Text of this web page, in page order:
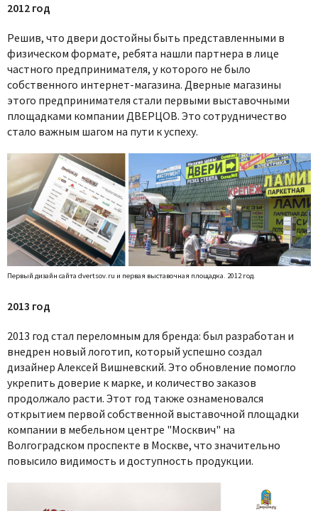
2012 год
Решив, что двери достойны быть представленными в
физическом формате, ребята нашли партнера в лице
частного предпринимателя, у которого не было
собственного интернет-магазина. Дверные магазины
этого предпринимателя стали первыми выставочными
площадками компании ДВЕРЦОВ. Это сотрудничество
стало важным шагом на пути к успеху.
Первый дизайн сайта dvertsov.ru и первая выставочная площадка. 2012 год.
2013 год
2013 год стал переломным для бренда: был разработан и
внедрен новый логотип, который успешно создал
дизайнер Алексей Вишневский. Это обновление помогло
укрепить доверие к марке, и количество заказов
продолжало расти. Этот год также ознаменовался
открытием первой собственной выставочной площадки
компании в мебельном центре "Москвич" на
Волгоградском проспекте в Москве, что значительно
повысило видимость и доступность продукции.